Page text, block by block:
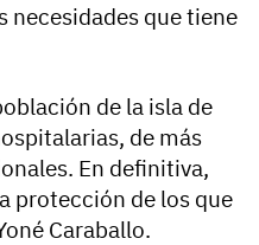
necesidades que tiene
de la isla de
de más
En definitiva,
protección de los que
Caraballo.